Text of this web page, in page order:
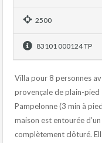
2500
83101 000124 TP
Villa pour 8 personnes
provençale de plain-
Pampelonne (3 min à
maison est entourée
complètement clôturé.